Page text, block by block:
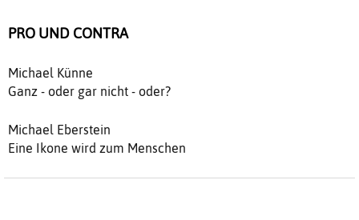
PRO UND CONTRA
Michael Künne
Ganz - oder gar nicht - oder?
Michael Eberstein
Eine Ikone wird zum Menschen